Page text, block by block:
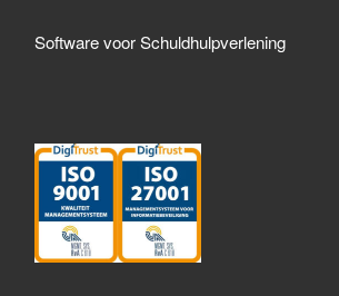
Software voor Schuldhulpverlening